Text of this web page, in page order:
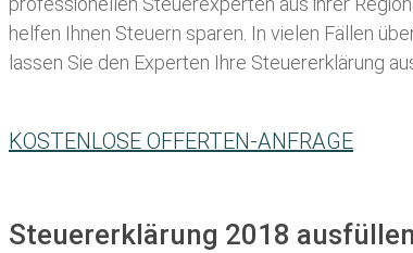
helfen Ihnen Steuern sparen. In vielen Fällen
lassen Sie den Experten Ihre Steuererklärung
KOSTENLOSE OFFERTEN-ANFRAGE
Steuererklärung 2018